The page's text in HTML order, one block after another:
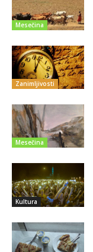
Mesečina
Zanimljivosti
Mesečina
Kultura